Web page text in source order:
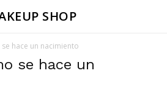
SHOP
hace un nacimiento
se hace un